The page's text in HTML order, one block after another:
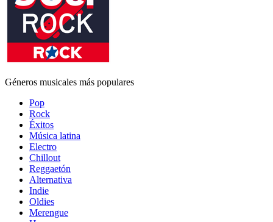
Géneros musicales más populares
Pop
Rock
Éxitos
Música latina
Electro
Chillout
Reggaetón
Alternativa
Indie
Oldies
Merengue